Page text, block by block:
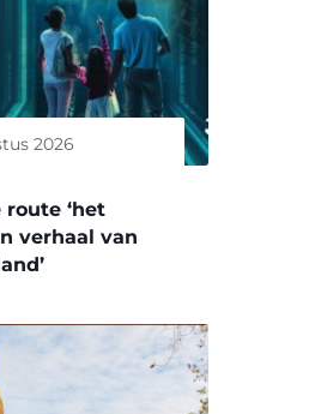
2026
route ‘het
verhaal van